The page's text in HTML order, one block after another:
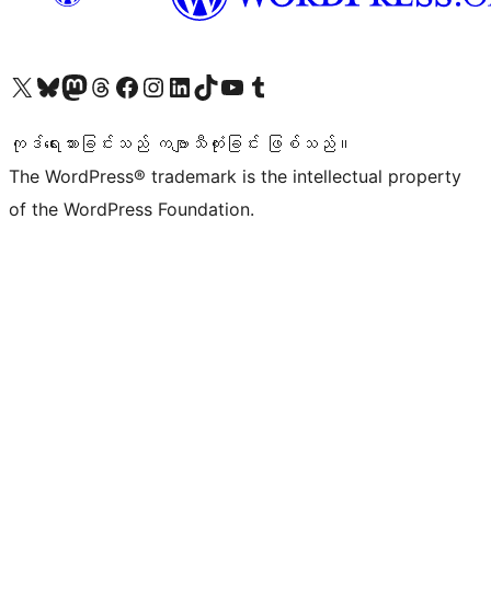
ကျွန်ုပ်တို့၏ X (ယခင် Twitter) အကောင့်သို့ သွားရောက်ကြည့်ရှုပါကျွန်ုပ်တို့၏ Bluesky အကောင့်သို့ ဝင်ရောက်ကြည့်ရှုရန်
ကျွန်ုပ်တို့၏ Mastodon အကောင့်သို့ သွားရောက်ကြည့်ရှုပါကျွန်ုပ်တို့၏ Threads အကောင့်သို့ ဝင်ရောက်ကြည့်ရှုရန်
ကျွန်ုပ်တို့၏ Facebook စာမျက်နှာသို့ သွားရောက်ကြည့်ရှုပါကျွန်ုပ်တို့၏ Instagram အကောင့်သို့ သွားရောက်ကြည့်ရှုပါ ကျွန်ုပ်တို့၏ LinkedIn အကောင့်သို့ သွားရောက်ကြည့်ရှုပါကျွန်ုပ်တို့၏ TikTok အကောင့်သို့ ဝင်ရောက်ကြည့်ရှုရန်
ကျွန်ုပ်တို့၏ YouTube ချန်နယ်သို့ သွားရောက်ကြည့်ရှုပါ ကျွန်ုပ်တို့၏ Tumblr အကောင့်သို့ ဝင်ရောက်ကြည့်ရှုရန်
ကုဒ်ရေးသားခြင်းသည် ကဗျာသီကုံးခြင်း ဖြစ်သည်။
The WordPress® trademark is the intellectual property
of the WordPress Foundation.